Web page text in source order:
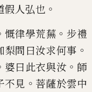
假人弘也 。
慨律學荒蕪 。 步禮
梨問曰汝求何事 。
婆曰此衣與汝 。 師
不見 。 菩薩於雲中